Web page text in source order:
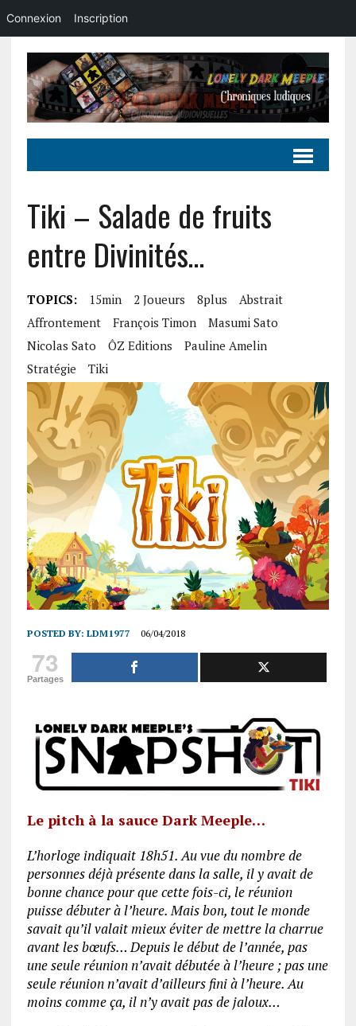
Tiki – Salade de fruits
entre Divinités…
TOPICS: 15min 2 Joueurs 8plus
Abstrait
Affrontement
François Timon
Masumi Sato
Nicolas Sato
ÔZ Editions
Pauline Amelin
Stratégie
Tiki
POSTED BY: LDM1977 06/04/2018
73
Partages
Le pitch à la sauce Dark Meeple…
L’horloge indiquait 18h51. Au vue du nombre de
personnes déjà présente dans la salle, il y avait de
bonne chance pour que cette fois-ci, le réunion
puisse débuter à l’heure. Mais bon, tout le monde
savait qu’il valait mieux éviter de mettre la charrue
avant les bœufs… Depuis le début de l’année, pas
une seule réunion n’avait débutée à l’heure ; pas une
seule réunion n’avait d’ailleurs fini à l’heure. Au
moins comme ça, il n’y avait pas de jaloux…
Connexion Inscription